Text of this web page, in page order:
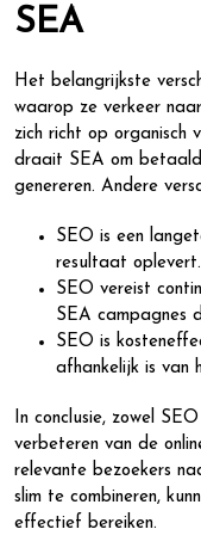
SEA
Het belangrijkste
waarop ze verkeer
zich richt op organisch
draait SEA om
genereren. Andere
SEO is een
resultaat oplevert.
SEO vereist
SEA campagnes
SEO is
afhankelijk is
In conclusie, zowel
verbeteren van de
relevante bezoekers
slim te combineren,
effectief bereiken.